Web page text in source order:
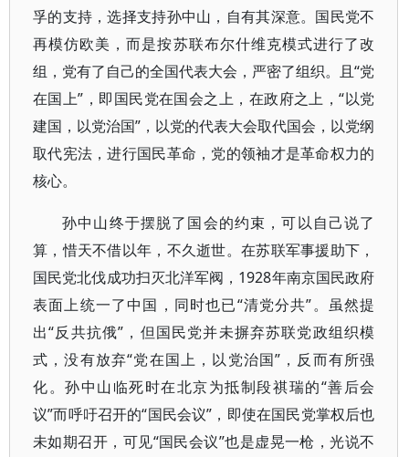
孚的支持，选择支持孙中山，自有其深意。国民党不
再模仿欧美，而是按苏联布尔什维克模式进行了改
组，党有了自己的全国代表大会，严密了组织。且“党
在国上”，即国民党在国会之上，在政府之上，“以党
建国，以党治国”，以党的代表大会取代国会，以党纲
取代宪法，进行国民革命，党的领袖才是革命权力的
核心。
孙中山终于摆脱了国会的约束，可以自己说了
算，惜天不借以年，不久逝世。在苏联军事援助下，
国民党北伐成功扫灭北洋军阀，1928年南京国民政府
表面上统一了中国，同时也已“清党分共”。虽然提
出“反共抗俄”，但国民党并未摒弃苏联党政组织模
式，没有放弃“党在国上，以党治国”，反而有所强
化。孙中山临死时在北京为抵制段祺瑞的“善后会
议”而呼吁召开的“国民会议”，即使在国民党掌权后也
未如期召开，可见“国民会议”也是虚晃一枪，光说不